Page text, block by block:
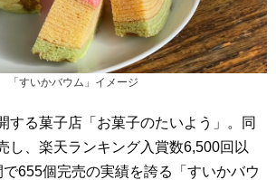
「すいかバウム」イメージ
する菓子店「お菓子のたいよう」。同
し、楽天ランキング入賞数6,500回以
で655個完売の実績を誇る「すいかバウ